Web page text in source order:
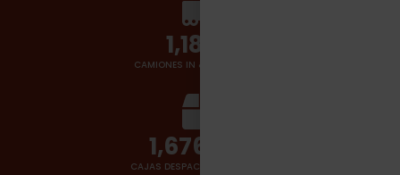
1,400
CAMIONES IN & OUT POR DÍA
2,000,000
CAJAS DESPACHADAS POR DÍA